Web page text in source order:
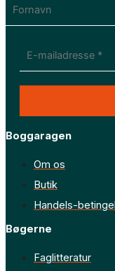
Boggaragen
Om os
Butik
Handels-
Bøgerne
Faglitteratur